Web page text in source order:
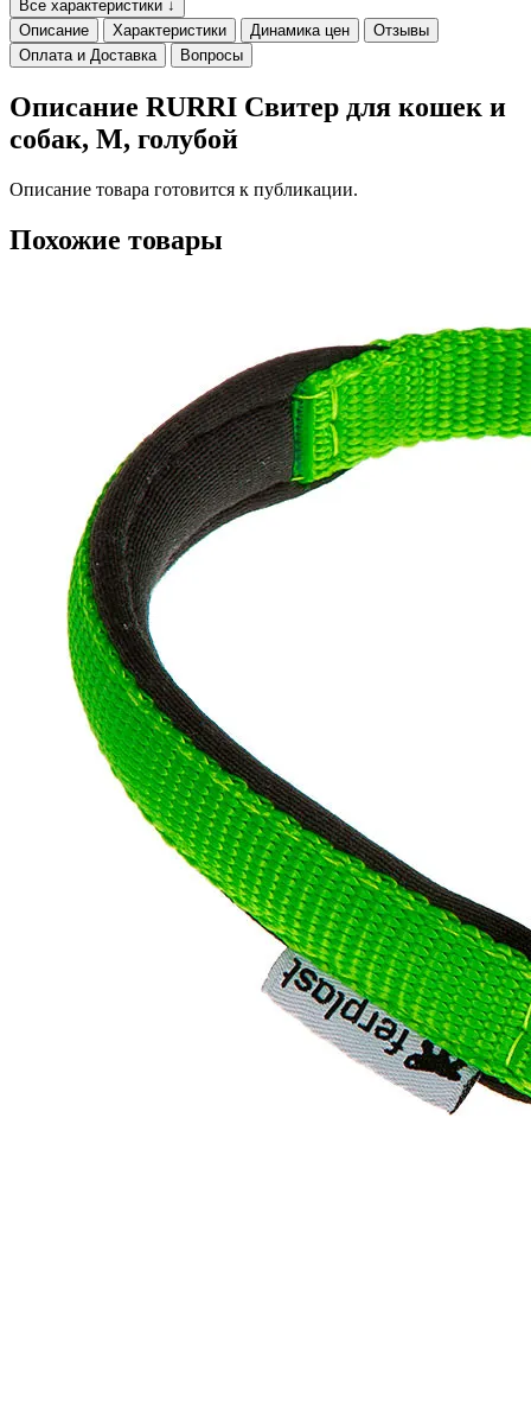
Все характеристики ↓
Описание
Характеристики Динамика цен
Отзывы
Оплата и Доставка
Вопросы
Описание RURRI Свитер для кошек и
собак, M, голубой
Описание товара готовится к публикации.
Похожие товары